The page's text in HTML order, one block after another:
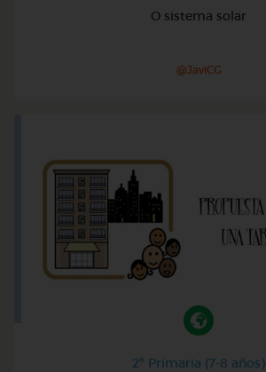
O sistema solar
@JaviCG
2º Primaria (7-8 años)